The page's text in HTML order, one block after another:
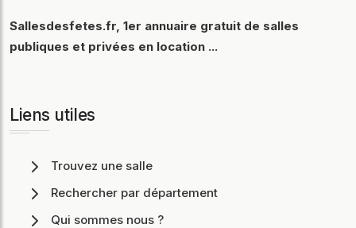
Sallesdesfetes.fr, 1er annuaire gratuit de salles
publiques et privées en location ...
Liens utiles
Trouvez une salle
Rechercher par département
Qui sommes nous ?